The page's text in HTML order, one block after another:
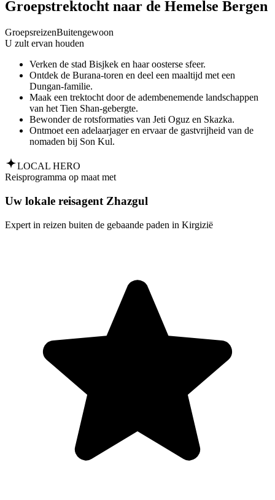
Groepstrektocht naar de Hemelse Bergen
GroepsreizenBuitengewoon
U zult ervan houden
Verken de stad Bisjkek en haar oosterse sfeer.
Ontdek de Burana-toren en deel een maaltijd met een
Dungan-familie.
Maak een trektocht door de adembenemende landschappen
van het Tien Shan-gebergte.
Bewonder de rotsformaties van Jeti Oguz en Skazka.
Ontmoet een adelaarjager en ervaar de gastvrijheid van de
nomaden bij Son Kul.
LOCAL HERO
Reisprogramma op maat met
Uw lokale reisagent Zhazgul
Expert in reizen buiten de gebaande paden in Kirgizië